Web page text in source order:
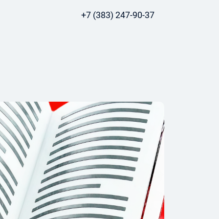
+7 (383) 247-90-37